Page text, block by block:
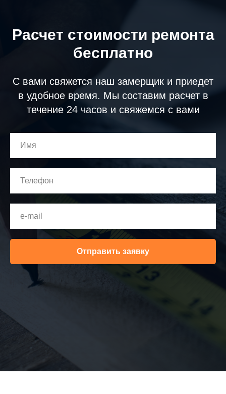
Расчет стоимости ремонта
бесплатно
С вами свяжется наш замерщик и приедет
в удобное время. Мы составим расчет в
течение 24 часов и свяжемся с вами
Отправить заявку